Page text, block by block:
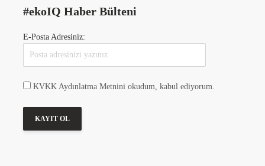
#ekoIQ Haber Bülteni
E-Posta Adresiniz:
KVKK Aydınlatma Metnini okudum, kabul ediyorum.